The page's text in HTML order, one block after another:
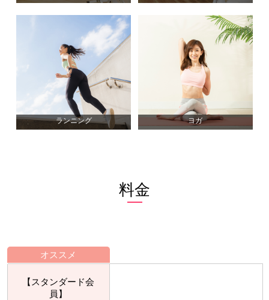
料金
オススメ
【スタンダード会
員】